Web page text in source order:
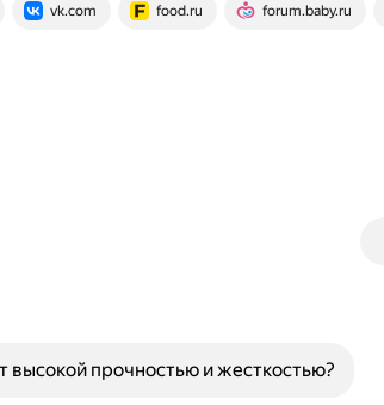
vk.com food.ru forum.baby.ru
высокой прочностью и жесткостью?